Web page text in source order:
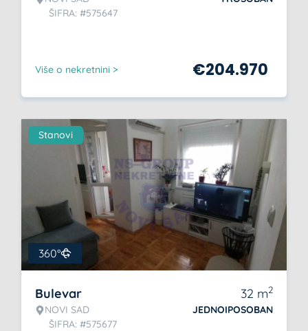
ŠIFRA: #575647
Više o nekretnini > €204.970
Stanovi
360°
Bulevar
NOVI SAD
ŠIFRA: #575677
32 m2
JEDNOIPOSOBAN